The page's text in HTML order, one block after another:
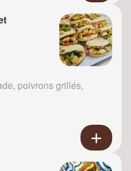
poivrons grillés,